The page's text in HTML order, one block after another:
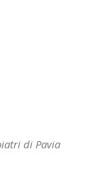
di Pavia